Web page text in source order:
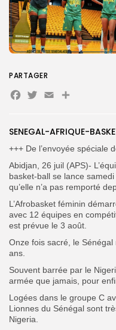
Search
SENEGAL-AFRIQUE-
+++ De l’envoyée spéciale
Abidjan, 26 juil (APS)-
basket-ball se lance
qu’elle n’a pas remporté
L’Afrobasket féminin
avec 12 équipes en
est prévue le 3 août.
Onze fois sacré, le
ans.
Souvent barrée par le
armée que jamais, pour
Logées dans le groupe C
Lionnes du Sénégal sont
Nigeria.
PARTAGER
Facebook
Twitter
Email